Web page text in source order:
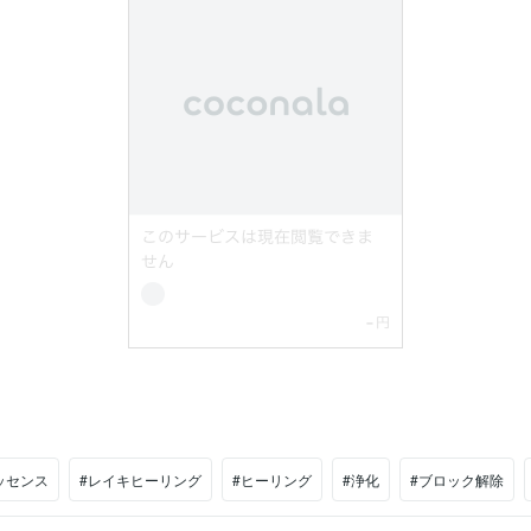
センス #レイキヒーリング #ヒーリング #浄化 #ブロック解除